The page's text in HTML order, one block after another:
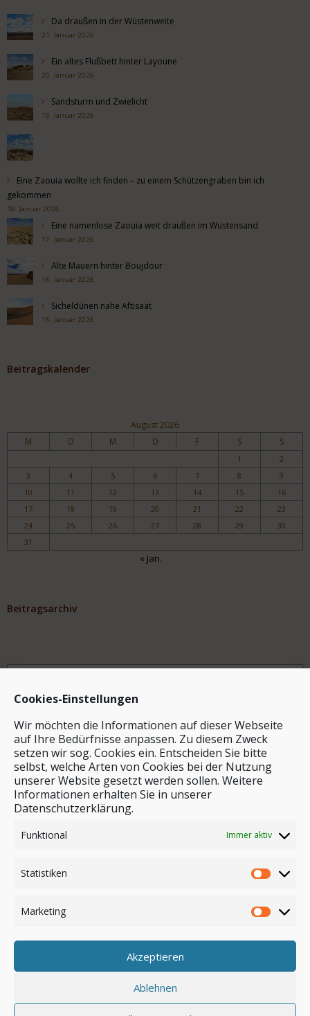
Cookies-Einstellungen
Wir möchten die Informationen auf dieser Webseite
auf Ihre Bedürfnisse anpassen. Zu diesem Zweck
setzen wir sog. Cookies ein. Entscheiden Sie bitte
selbst, welche Arten von Cookies bei der Nutzung
unserer Website gesetzt werden sollen. Weitere
Informationen erhalten Sie in unserer
Datenschutzerklärung.
Funktional Immer aktiv
Statistiken
Marketing
Akzeptieren
Ablehnen
Da draußen in der Wüstenweite
21. Januar 2026
Ein altes Flußbett hinter Layoune
20. Januar 2026
Sandsturm und Zwielicht
19. Januar 2026
Eine Zaouia wollte ich finden – zu einem Schützengraben bin ich
gekommen
18. Januar 2026
Eine namenlose Zaouia weit draußen im Wüstensand
17. Januar 2026
Alte Mauern hinter Boujdour
16. Januar 2026
Sicheldünen nahe Aftisaat
15. Januar 2026
Beitragskalender
August 2026
M D M D F S S
1
2
3
4 5 6 7 8
9
10
11 12 13 14 15
16
17
18 19 20 21 22
23
24
25 26 27 28 29
30
31
« Jan.
Beitragsarchiv
Archiv
Stichwortsuche
Anmelden